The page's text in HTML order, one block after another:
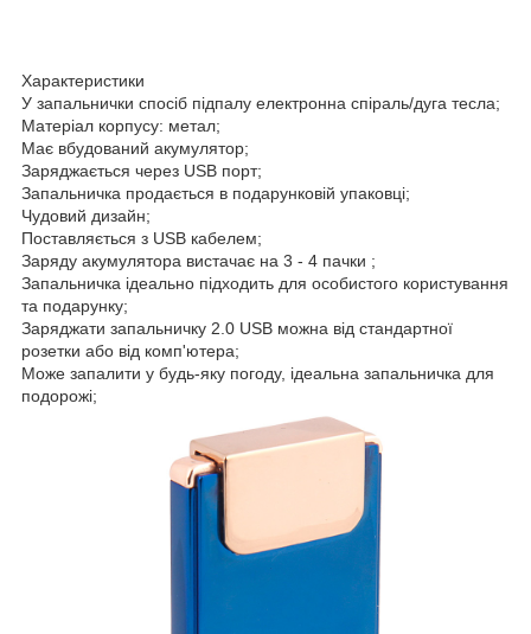
Характеристики
У запальнички спосіб підпалу електронна спіраль/дуга тесла;
Матеріал корпусу: метал;
Має вбудований акумулятор;
Заряджається через USB порт;
Запальничка продається в подарунковій упаковці;
Чудовий дизайн;
Поставляється з USB кабелем;
Заряду акумулятора вистачає на 3 - 4 пачки ;
Запальничка ідеально підходить для особистого користування
та подарунку;
Заряджати запальничку 2.0 USB можна від стандартної
розетки або від комп'ютера;
Може запалити у будь-яку погоду, ідеальна запальничка для
подорожі;